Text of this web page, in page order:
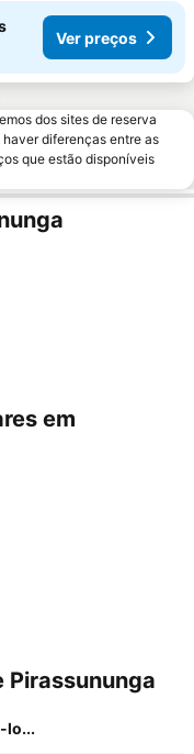
Ver preços
dos sites de reserva
diferenças entre as
que estão disponíveis
em
Pirassununga
lo...